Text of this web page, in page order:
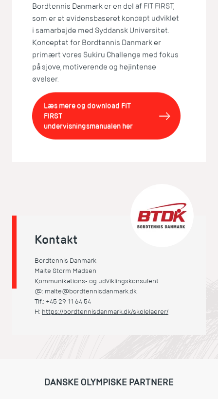
Bordtennis Danmark er en del af FIT FIRST,
som er et evidensbaseret koncept udviklet
i samarbejde med Syddansk Universitet.
Konceptet for Bordtennis Danmark er
primært vores Sukiru Challenge med fokus
på sjove, motiverende og højintense
øvelser.
Læs mere og download FIT
FIRST
undervisningsmanualen her
Kontakt
Bordtennis Danmark
Malte Storm Madsen
Kommunikations- og udviklingskonsulent
@: malte@bordtennisdanmark.dk
Tlf.: +45 29 11 64 54
H: https://bordtennisdanmark.dk/skolelaerer/
DANSKE OLYMPISKE PARTNERE